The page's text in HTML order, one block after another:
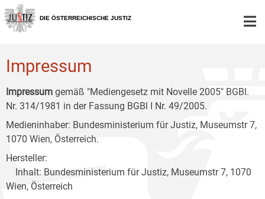
Zur
Hauptnavigation
[1]
Zum
Inhalt
[2]
Zum
Untermenü
[3]
DIE ÖSTERREICHISCHE JUSTIZ
Impressum
Impressum gemäß "Mediengesetz mit Novelle 2005" BGBl.
Nr. 314/1981 in der Fassung BGBl I Nr. 49/2005.
Medieninhaber: Bundesministerium für Justiz, Museumstr 7,
1070 Wien, Österreich.
Hersteller:
Inhalt: Bundesministerium für Justiz, Museumstr 7, 1070
Wien, Österreich